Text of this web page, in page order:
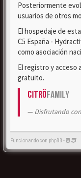
Posteriormente
usuarios de otros
El hospedaje de
C5 España -
como asociación
El registro y acceso
gratuito.
CitröFamily
Disfrutando
Funcionando con phpBB -